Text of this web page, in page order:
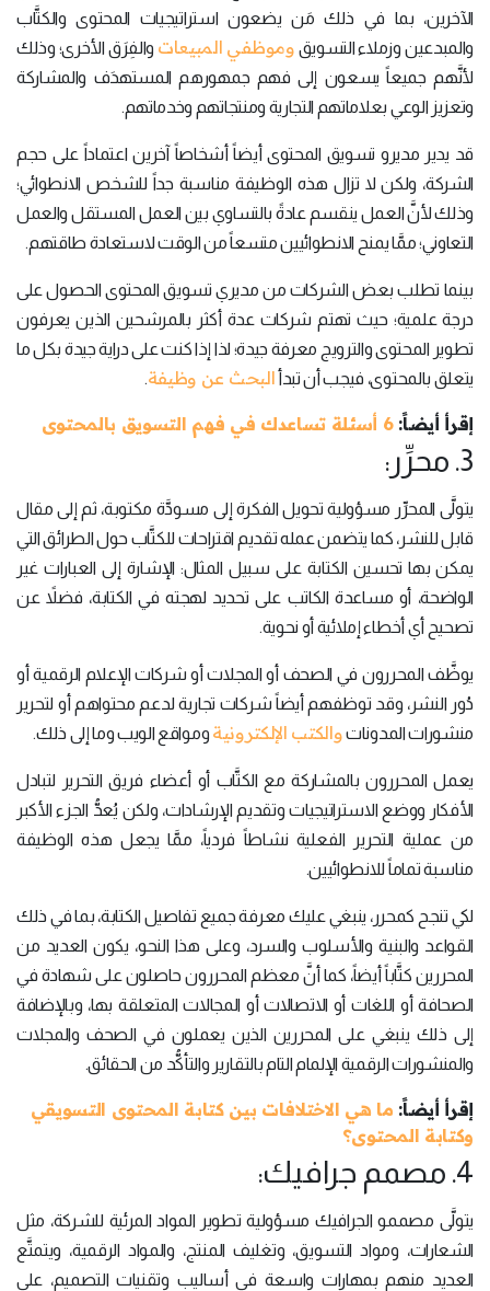
الآخرين، بما في ذلك مَن يضعون استراتيجيات المحتوى والكتَّاب
والمبدعين وزملاء التسويق وموظفي المبيعات والفِرَق الأخرى؛ وذلك
لأنَّهم جميعاً يسعون إلى فهم جمهورهم المستهدَف والمشاركة
وتعزيز الوعي بعلاماتهم التجارية ومنتجاتهم وخدماتهم.
قد يدير مديرو تسويق المحتوى أيضاً أشخاصاً آخرين اعتماداً على حجم
الشركة، ولكن لا تزال هذه الوظيفة مناسبة جداً للشخص الانطوائي؛
وذلك لأنَّ العمل ينقسم عادةً بالتساوي بين العمل المستقل والعمل
التعاوني؛ ممَّا يمنح الانطوائيين متسعاً من الوقت لاستعادة طاقتهم.
بينما تطلب بعض الشركات من مديري تسويق المحتوى الحصول على
درجة علمية؛ حيث تهتم شركات عدة أكثر بالمرشحين الذين يعرفون
تطوير المحتوى والترويج معرفة جيدة؛ لذا إذا كنت على دراية جيدة بكل ما
يتعلق بالمحتوى، فيجب أن تبدأ البحث عن وظيفة.
إقرأ أيضاً:6 أسئلة تساعدك في فهم التسويق بالمحتوى
3. محرِّر:
يتولَّى المحرِّر مسؤولية تحويل الفكرة إلى مسودَّة مكتوبة، ثم إلى مقال
قابل للنشر، كما يتضمن عمله تقديم اقتراحات للكتَّاب حول الطرائق التي
يمكن بها تحسين الكتابة على سبيل المثال: الإشارة إلى العبارات غير
الواضحة، أو مساعدة الكاتب على تحديد لهجته في الكتابة، فضلاً عن
تصحيح أي أخطاء إملائية أو نحوية.
يوظَّف المحررون في الصحف أو المجلات أو شركات الإعلام الرقمية أو
دُور النشر، وقد توظفهم أيضاً شركات تجارية لدعم محتواهم أو لتحرير
منشورات المدوناتوالكتب الإلكترونية ومواقع الويب وما إلى ذلك.
يعمل المحررون بالمشاركة مع الكتَّاب أو أعضاء فريق التحرير لتبادل
الأفكار ووضع الاستراتيجيات وتقديم الإرشادات، ولكن يُعدُّ الجزء الأكبر
من عملية التحرير الفعلية نشاطاً فردياً، ممَّا يجعل هذه الوظيفة
مناسبة تماماً للانطوائيين.
لكي تنجح كمحرر، ينبغي عليك معرفة جميع تفاصيل الكتابة، بما في ذلك
القواعد والبنية والأسلوب والسرد، وعلى هذا النحو، يكون العديد من
المحررين كتَّاباً أيضاً، كما أنَّ معظم المحررون حاصلون على شهادة في
الصحافة أو اللغات أو الاتصالات أو المجالات المتعلقة بها، وبالإضافة
إلى ذلك ينبغي على المحررين الذين يعملون في الصحف والمجلات
والمنشورات الرقمية الإلمام التام بالتقارير والتأكُّد من الحقائق.
إقرأ أيضاً: ما هي الاختلافات بين كتابة المحتوى التسويقي
وكتابة المحتوى؟
4. مصمم جرافيك:
يتولَّى مصممو الجرافيك مسؤولية تطوير المواد المرئية للشركة، مثل
الشعارات، ومواد التسويق، وتغليف المنتج، والمواد الرقمية، ويتمتَّع
العديد منهم بمهارات واسعة في أساليب وتقنيات التصميم، على